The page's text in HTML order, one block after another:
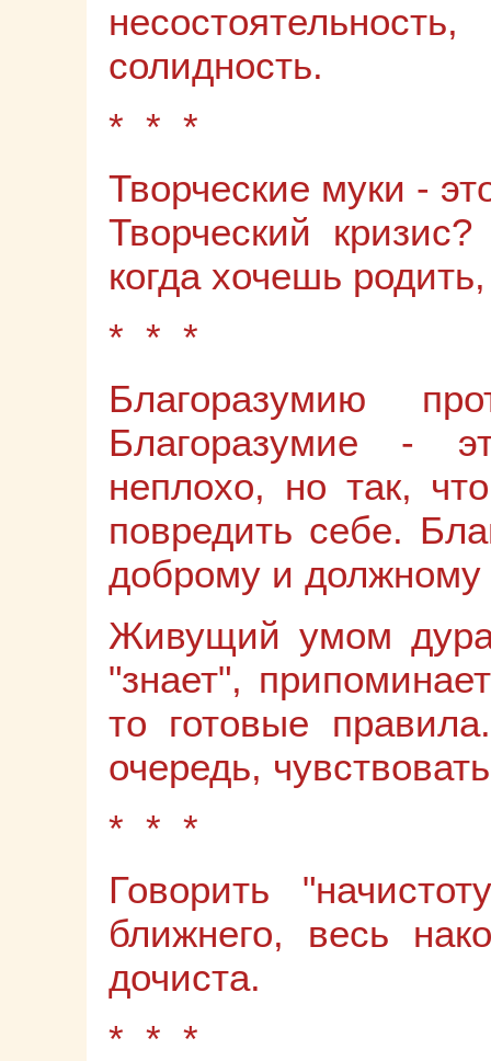
солидность.
* * *
Творческие муки -
Творческий
когда хочешь
* * *
Благоразумию
Благоразумие -
неплохо, но так,
повредить себе.
доброму и должному
Живущий умом
"знает",
то готовые
очередь,
* * *
Говорить
ближнего, весь
дочиста.
* * *